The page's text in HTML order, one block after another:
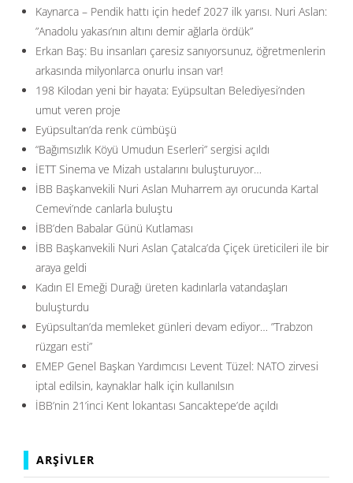
Kaynarca – Pendik hattı için hedef 2027 ilk yarısı. Nuri Aslan:
”Anadolu yakası’nın altını demir ağlarla ördük”
Erkan Baş: Bu insanları çaresiz sanıyorsunuz, öğretmenlerin
arkasında milyonlarca onurlu insan var!
198 Kilodan yeni bir hayata: Eyüpsultan Belediyesi’nden
umut veren proje
Eyüpsultan’da renk cümbüşü
“Bağımsızlık Köyü Umudun Eserleri” sergisi açıldı
İETT Sinema ve Mizah ustalarını buluşturuyor…
İBB Başkanvekili Nuri Aslan Muharrem ayı orucunda Kartal
Cemevi’nde canlarla buluştu
İBB’den Babalar Günü Kutlaması
İBB Başkanvekili Nuri Aslan Çatalca’da Çiçek üreticileri ile bir
araya geldi
Kadın El Emeği Durağı üreten kadınlarla vatandaşları
buluşturdu
Eyüpsultan’da memleket günleri devam ediyor… ”Trabzon
rüzgarı esti”
EMEP Genel Başkan Yardımcısı Levent Tüzel: NATO zirvesi
iptal edilsin, kaynaklar halk için kullanılsın
İBB’nin 21’inci Kent lokantası Sancaktepe’de açıldı
ARŞIVLER